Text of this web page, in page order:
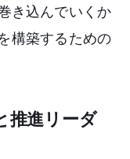
き込んでいくか
構築するための
推進リーダ